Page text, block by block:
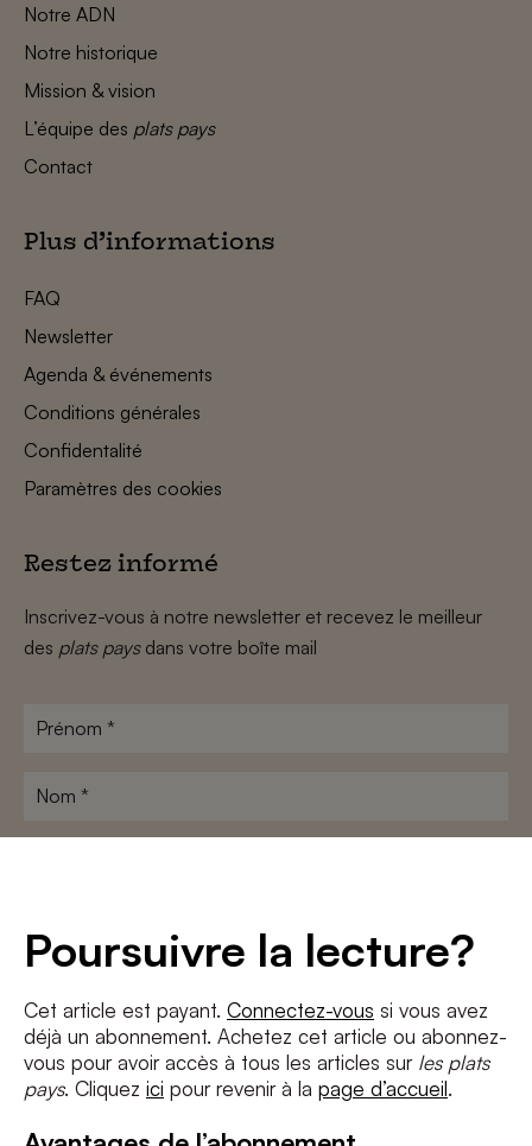
Poursuivre la lecture?
Cet article est payant. Connectez-vous si vous avez
déjà un abonnement. Achetez cet article ou abonnez-
vous pour avoir accès à tous les articles sur les plats
pays. Cliquez ici pour revenir à la page d’accueil.
Notre ADN
Notre historique
Mission & vision
L’équipe des plats pays
Contact
Plus d’informations
FAQ
Newsletter
Agenda & événements
Conditions générales
Confidentalité
Paramètres des cookies
Restez informé
Inscrivez-vous à notre newsletter et recevez le meilleur
des plats paysdans votre boîte mail
Prénom
Nom
J'accepte les termes et conditions etla politique de confidentialité
S'INSCRIRE